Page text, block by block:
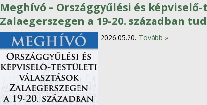
Meghívó – Országgyűlési és
Zalaegerszegen a 19-20. században
2026.05.20. Tovább »